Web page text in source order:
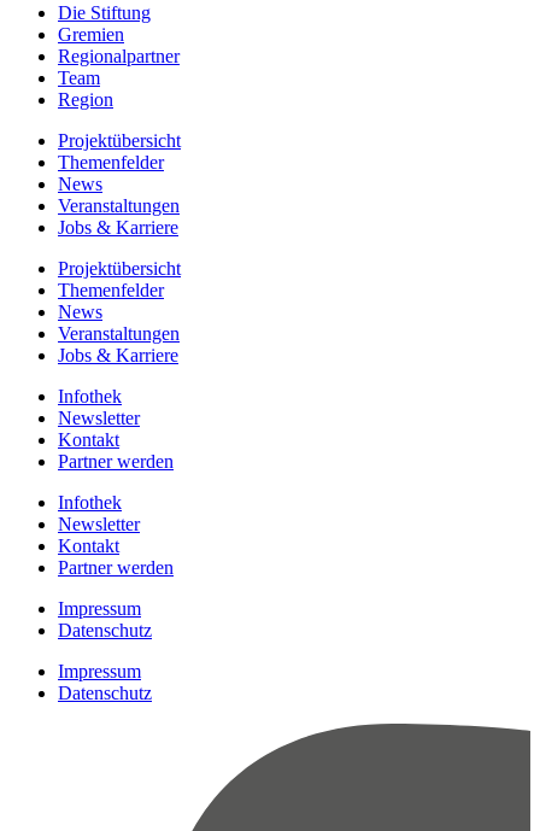
Die Stiftung
Gremien
Regionalpartner
Team
Region
Projektübersicht
Themenfelder
News
Veranstaltungen
Jobs & Karriere
Projektübersicht
Themenfelder
News
Veranstaltungen
Jobs & Karriere
Infothek
Newsletter
Kontakt
Partner werden
Infothek
Newsletter
Kontakt
Partner werden
Impressum
Datenschutz
Impressum
Datenschutz